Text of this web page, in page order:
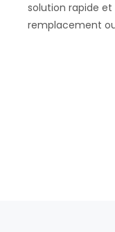
solution rapide et
remplacement